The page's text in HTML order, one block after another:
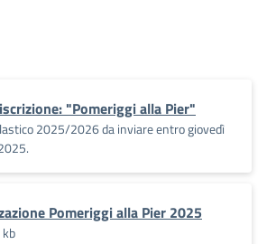
"Pomeriggi alla Pier"
2025/2026 da inviare entro giovedì
Pomeriggi alla Pier 2025